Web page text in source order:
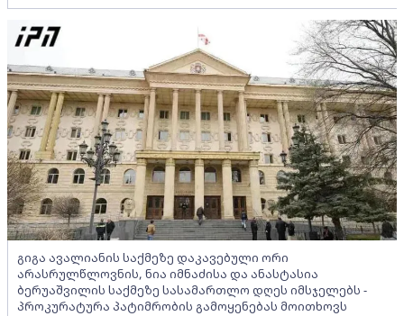
გიგა ავალიანის საქმეზე დაკავებული ორი
არასრულწლოვნის, ნია იმნაძისა და ანასტასია
ბერუაშვილის საქმეზე სასამართლო დღეს იმსჯელებს -
პროკურატურა პატიმრობის გამოყენებას მოითხოვს